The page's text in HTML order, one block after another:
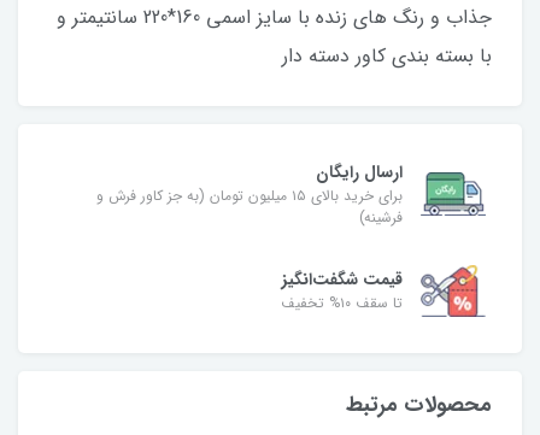
جذاب و رنگ های زنده با سایز اسمی 160*220 سانتیمتر و
با بسته بندی کاور دسته دار
ارسال رایگان
برای خرید بالای ۱۵ میلیون تومان (به جز کاور فرش و
فرشینه)
قیمت شگفت‌انگیز
تا سقف ۱۰% تخفیف
محصولات مرتبط